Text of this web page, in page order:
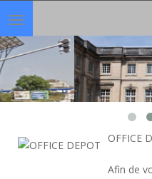
Toggle
navigation
OFFICE
Afin de